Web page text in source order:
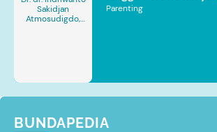
Sakidjan
Atmosudigdo,
Parenting
BUNDAPEDIA